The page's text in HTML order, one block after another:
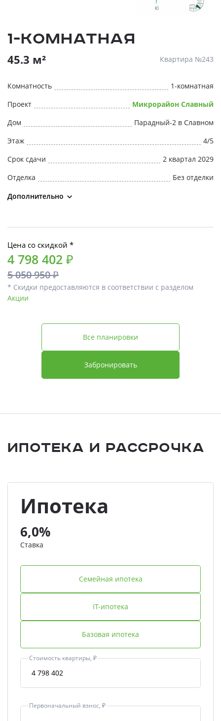
1-комнатная
45.3 м² Квартира №243
Комнатность
1-комнатная
Проект
Микрорайон Славный
Дом
Парадный-2 в Славном
Этаж
4/5
Срок сдачи
2 квартал 2029
Отделка
Без отделки
Дополнительно
Цена со скидкой *
4 798 402 ₽
5 050 950 ₽
* Скидки предоставляются в соответствии с разделом
Акции
Забронировать
Все планировки
Ипотека и Рассрочка
Ипотека
6,0%
Ставка
Семейная ипотека
IT-ипотека
Базовая ипотека
Стоимость квартиры, ₽
Первоначальный взнос, ₽